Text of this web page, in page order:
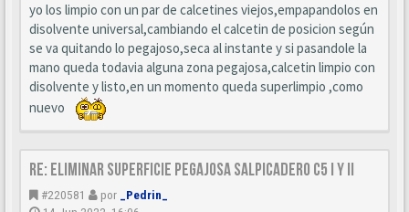
yo los limpio con un par de calcetines viejos,empapandolos en
disolvente universal,cambiando el calcetin de posicion según
se va quitando lo pegajoso,seca al instante y si pasandole la
mano queda todavia alguna zona pegajosa,calcetin limpio con
disolvente y listo,en un momento queda superlimpio ,como
nuevo
Re: Eliminar superficie pegajosa salpicadero C5 I y II
#220581 por _Pedrin_